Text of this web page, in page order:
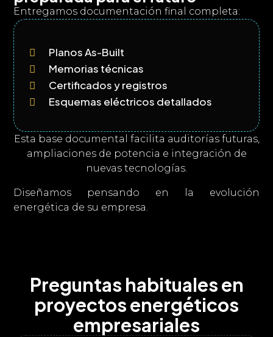
Entregamos documentación final completa:
 Planos As-Built
 Memorias técnicas
 Certificados y registros
 Esquemas eléctricos detallados
Esta base documental facilita auditorías futuras,
ampliaciones de potencia e integración de
nuevas tecnologías.
Diseñamos pensando en la evolución
energética de su empresa.
Preguntas habituales en
proyectos energéticos
empresariales